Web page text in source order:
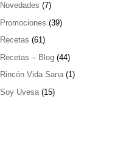
Novedades (7)
Promociones (39)
Recetas (61)
Recetas – Blog (44)
Rincón Vida Sana(1)
Soy Uvesa (15)